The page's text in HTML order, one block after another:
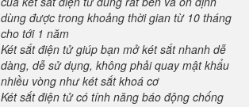
dùng được trong khoảng thời gian từ 10 tháng
cho tới 1 năm
Két sắt điện tử giúp bạn mở két sắt nhanh dễ
dàng, dễ sử dụng, không phải quay mật khẩu
nhiều vòng như két sắt khoá cơ
Két sắt điện tử có tính năng báo động chống